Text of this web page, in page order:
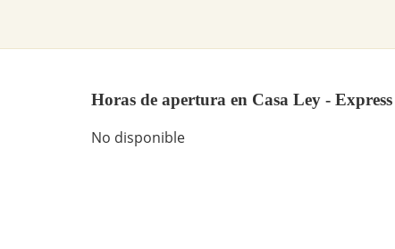
Horas de apertura en Casa Ley -
No disponible